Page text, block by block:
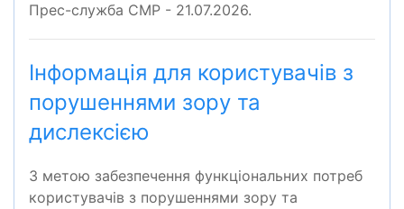
Прес-служба СМР - 21.07.2026.
Інформація для користувачів з
порушеннями зору та
дислексією
З метою забезпечення функціональних потреб
користувачів з порушеннями зору та